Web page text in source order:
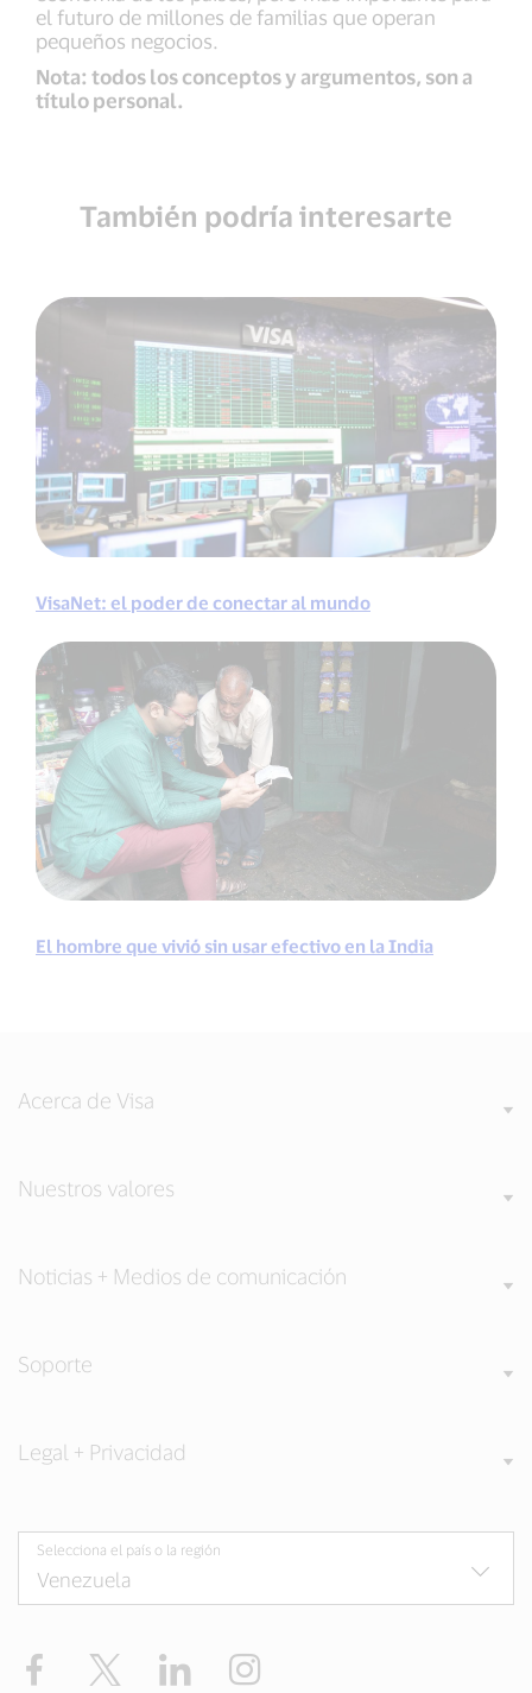
el futuro de millones de familias que operan
pequeños negocios.
Nota: todos los conceptos y argumentos, son a
título personal.
También podría interesarte
VisaNet: el poder de conectar al mundo
El hombre que vivió sin usar efectivo en la India
Acerca de Visa
Nuestros valores
Noticias + Medios de comunicación
Soporte
Legal + Privacidad
Selecciona el país o la región
Facebook Twitter LinkedIn